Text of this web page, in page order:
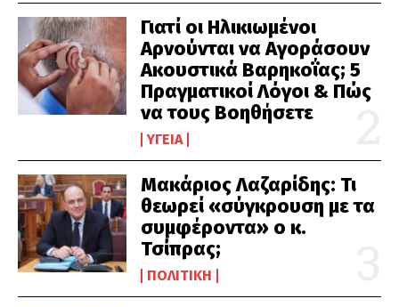
Γιατί οι Ηλικιωμένοι
Αρνούνται να Αγοράσουν
Ακουστικά Βαρηκοΐας; 5
Πραγματικοί Λόγοι & Πώς
να τους Βοηθήσετε
ΥΓΕΊΑ
Μακάριος Λαζαρίδης: Τι
θεωρεί «σύγκρουση με τα
συμφέροντα» ο κ.
Τσίπρας;
ΠΟΛΙΤΙΚΉ